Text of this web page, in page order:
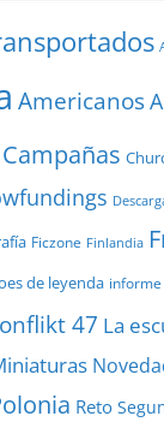
Americanos
Campañas
Ficzone Finlandia
de leyenda informe
47 La
Reto